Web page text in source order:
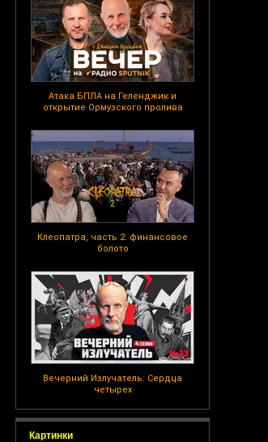
Атака БПЛА на Геленджик и
открытие Ормузского пролива
Клеопатра, часть 2: финансовое
болото
Вечерний Излучатель: Сердца
четырех
Картинки